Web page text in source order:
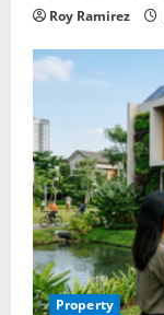
Roy Ramirez
Property